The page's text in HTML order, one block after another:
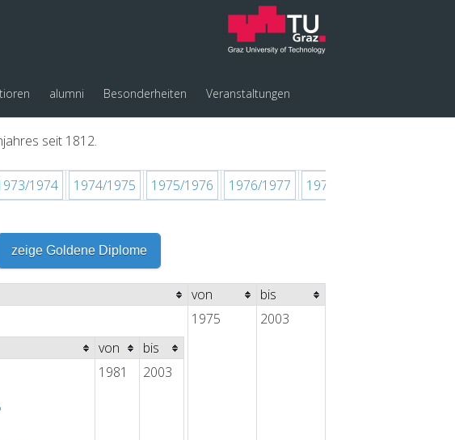
alumni Besonderheiten Veranstaltungen
seit 1812.
1974 1974/1975 1975/1976 1976/1977 1977/1978
zeige Goldene Diplome
von
bis
von
bis
1981 2003
1975 2003